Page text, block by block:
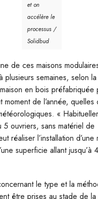
et on
accélère le
processus /
Solidbud
de ces maisons
plusieurs semaines, selon
en bois préfabriquée
moment de l’année, quelles
«
ouvriers, sans matériel de
réaliser l’installation d’une
superficie allant jusqu’à
le type et la
être prises au stade de la